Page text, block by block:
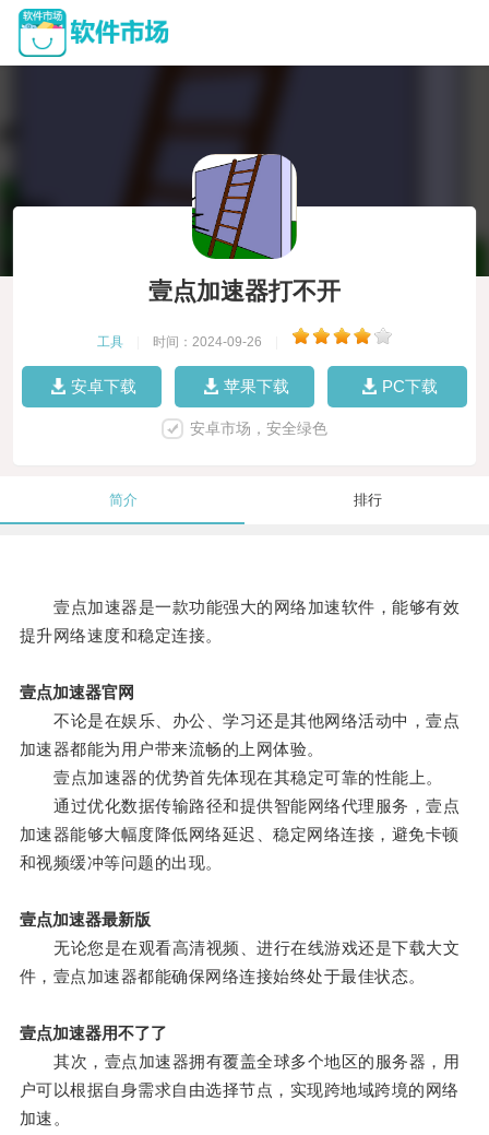
壹点加速器打不开
工具 时间：2024-09-26
安卓下载 苹果下载 PC下载
安卓市场，安全绿色
简介 排行
壹点加速器是一款功能强大的网络加速软件，能够有效
提升网络速度和稳定连接。
壹点加速器官网
不论是在娱乐、办公、学习还是其他网络活动中，壹点
加速器都能为用户带来流畅的上网体验。
壹点加速器的优势首先体现在其稳定可靠的性能上。
通过优化数据传输路径和提供智能网络代理服务，壹点
加速器能够大幅度降低网络延迟、稳定网络连接，避免卡顿
和视频缓冲等问题的出现。
壹点加速器最新版
无论您是在观看高清视频、进行在线游戏还是下载大文
件，壹点加速器都能确保网络连接始终处于最佳状态。
壹点加速器用不了了
其次，壹点加速器拥有覆盖全球多个地区的服务器，用
户可以根据自身需求自由选择节点，实现跨地域跨境的网络
加速。